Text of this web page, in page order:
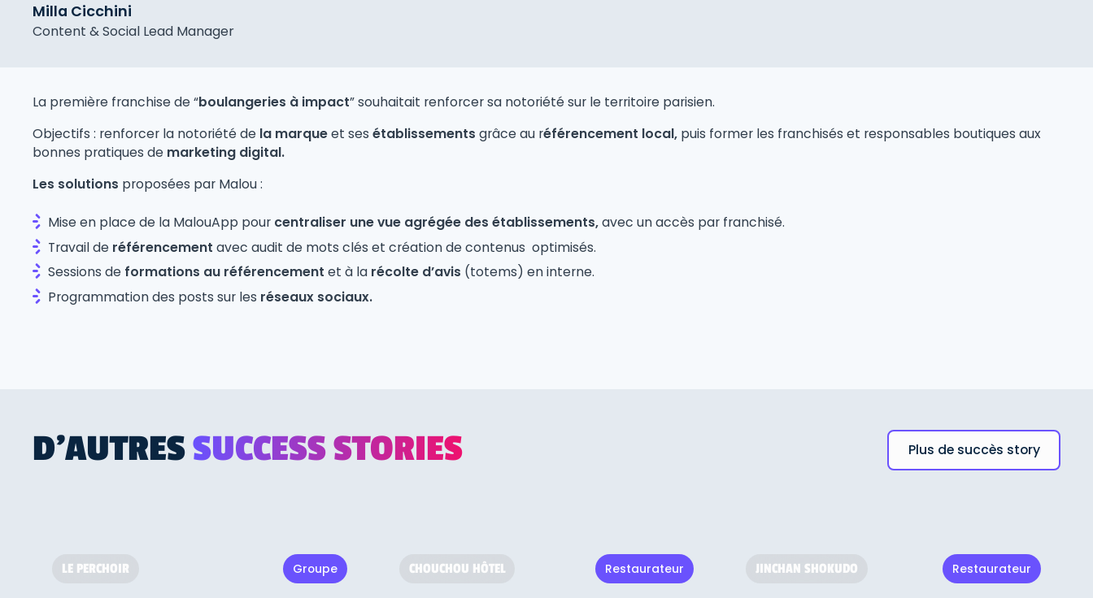
Milla Cicchini
Content & Social Lead Manager
La première franchise de “boulangeries à impact” souhaitait renforcer sa notoriété sur le territoire parisien.
Objectifs : renforcer la notoriété de la marqueet sesétablissements grâce au référencement local, puis former les franchisés et responsables boutiques aux
bonnes pratiques de marketing digital.
Les solutions proposées par Malou :
Mise en place de la MalouApp pour centraliser une vue agrégée des établissements,avec un accès par franchisé.
Travail de référencement avec audit de mots clés et création de contenus optimisés.
Sessions de formations au référencement et à la récolte d’avis (totems) en interne.
Programmation des posts sur les réseaux sociaux.
D'AUTRESSUCCESS STORIES Plus de succès story
LE PERCHOIR Groupe CHOUCHOU HÔTEL Restaurateur JINCHAN SHOKUDO Restaurateur